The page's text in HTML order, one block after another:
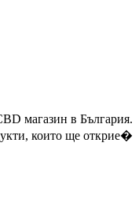
магазин в България.
които ще открие�